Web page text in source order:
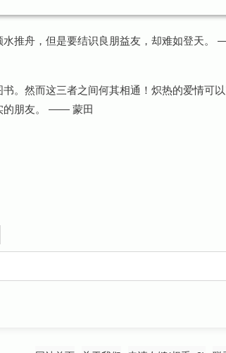
推舟，但是要结识良朋益友，却难如登天。
。然而这三者之间何其相通！炽热的爱情可
朋友。
—— 蒙田